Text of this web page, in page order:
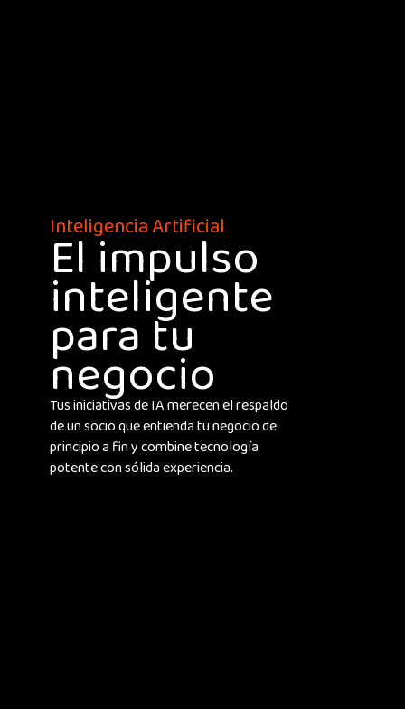
Inteligencia Artificial
El impulso
inteligente
para tu
negocio
Tus iniciativas de IA merecen el respaldo
de un socio que entienda tu negocio de
principio a fin y combine tecnología
potente con sólida experiencia.